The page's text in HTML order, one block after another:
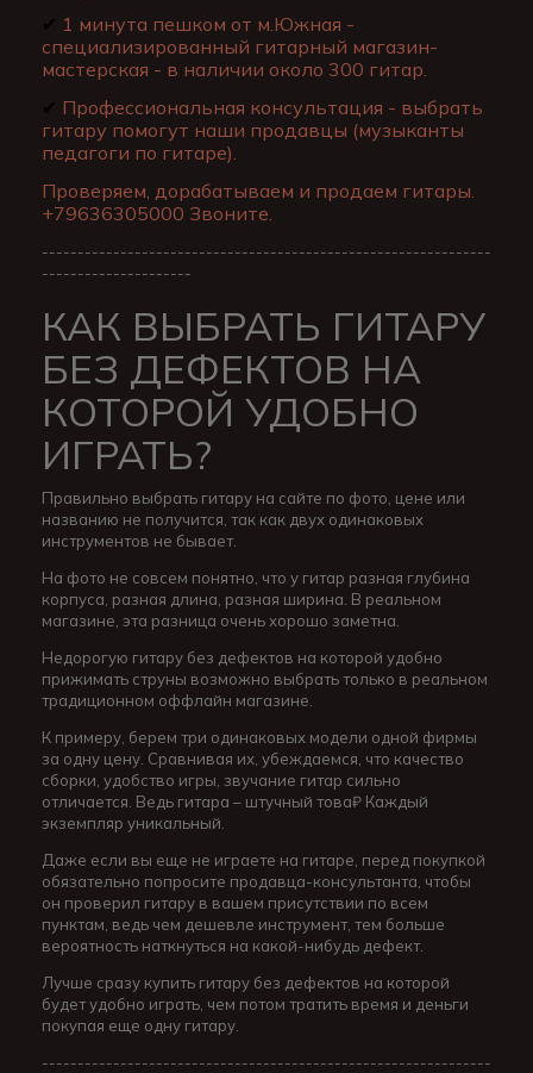
✔ 1 минута пешком от м.Южная -
специализированный гитарный магазин-
мастерская - в наличии около 300 гитар.
✔ Профессиональная консультация - выбрать
гитару помогут наши продавцы (музыканты
педагоги по гитаре).
Проверяем, дорабатываем и продаем гитары.
+79636305000 Звоните.
---------------------------------------------------------------
---------------------
КАК ВЫБРАТЬ ГИТАРУ
БЕЗ ДЕФЕКТОВ НА
КОТОРОЙ УДОБНО
ИГРАТЬ?
Правильно выбрать гитару на сайте по фото, цене или
названию не получится, так как двух одинаковых
инструментов не бывает.
На фото не совсем понятно, что у гитар разная глубина
корпуса, разная длина, разная ширина. В реальном
магазине, эта разница очень хорошо заметна.
Недорогую гитару без дефектов на которой удобно
прижимать струны возможно выбрать только в реальном
традиционном оффлайн магазине.
К примеру, берем три одинаковых модели одной фирмы
за одну цену. Сравнивая их, убеждаемся, что качество
сборки, удобство игры, звучание гитар сильно
отличается. Ведь гитара – штучный това₽ Каждый
экземпляр уникальный.
Даже если вы еще не играете на гитаре, перед покупкой
обязательно попросите продавца-консультанта, чтобы
он проверил гитару в вашем присутствии по всем
пунктам, ведь чем дешевле инструмент, тем больше
вероятность наткнуться на какой-нибудь дефект.
Лучше сразу купить гитару без дефектов на которой
будет удобно играть, чем потом тратить время и деньги
покупая еще одну гитару.
---------------------------------------------------------------